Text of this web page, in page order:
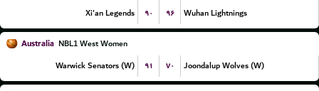
Xi'an Legends
۹۰ ۹۶ Wuhan Lightnings
Australia NBL1 West Women
Warwick Senators (W)
۹۱ ۷۰ Joondalup Wolves (W)